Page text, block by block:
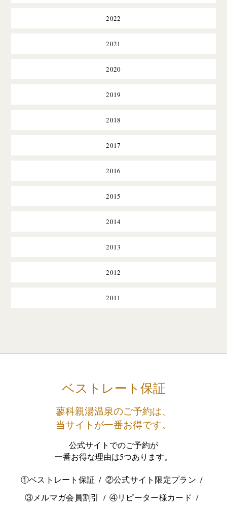
2022
2021
2020
2019
2018
2017
2016
2015
2014
2013
2012
2011
ベストレート保証
蓼科親湯温泉のご予約は、
当サイトが一番お得です。
公式サイトでのご予約が
一番お得な理由は5つあります。
①ベストレート保証
②公式サイト限定プラン
③メルマガ会員割引
④リピーター様カード